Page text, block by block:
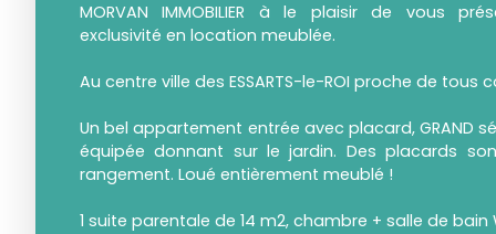
MORVAN IMMOBILIER à le plaisir de vous
exclusivité en location meublée.
Au centre ville des ESSARTS-le-ROI proche de tous
Un bel appartement entrée avec placard, GRAND
équipée donnant sur le jardin. Des placards
rangement. Loué entièrement meublé !
1 suite parentale de 14 m2, chambre + salle de